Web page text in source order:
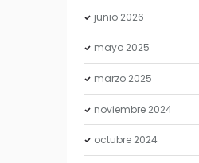
junio 2026
mayo 2025
marzo 2025
noviembre 2024
octubre 2024